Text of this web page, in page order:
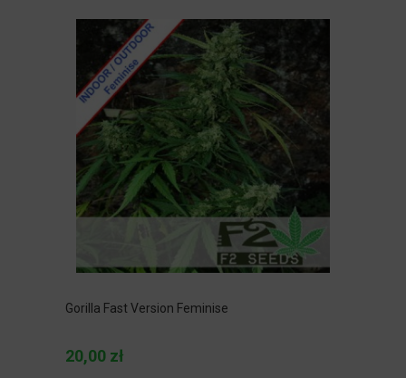
Gorilla Fast Version Feminise
20,00 zł